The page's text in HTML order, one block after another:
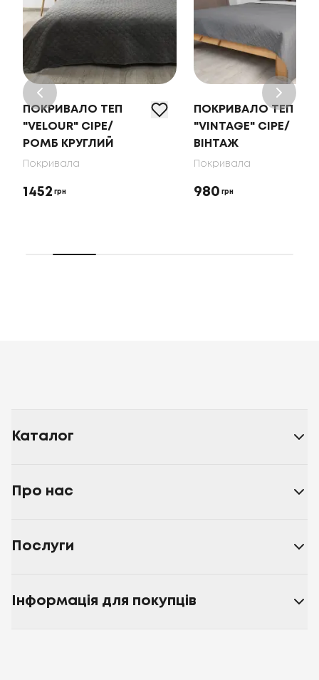
ПОКРИВАЛО ТЕП
"VELOUR" СІРЕ/
РОМБ КРУГЛИЙ
Покривала
1452 грн
ПОКРИВАЛО ТЕП
"VINTAGE" СІРЕ/
ВІНТАЖ
Покривала
980 грн
Каталог
Про нас
Послуги
Інформація для покупців